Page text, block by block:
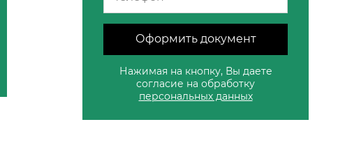
Оформить документ
Нажимая на кнопку, Вы даете
согласие на обработку
персональных данных